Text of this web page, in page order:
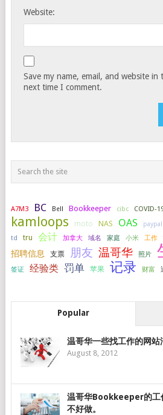
Website:
Save my name, email, and website
next time I comment.
A7M3 BC Bell Bookkeeper cibc COVID-
kamloops moto NAS OAS paypal
td
tru 会计 加拿大 域名 家庭 小米 工作
招聘信息
支票 朋友 温哥华 照片
签证 经验类 罚单 苹果 记录 财富
Popular
温哥华一些找工作的网站
August 8, 2012
温哥华Bookkeeper的工
不好做。